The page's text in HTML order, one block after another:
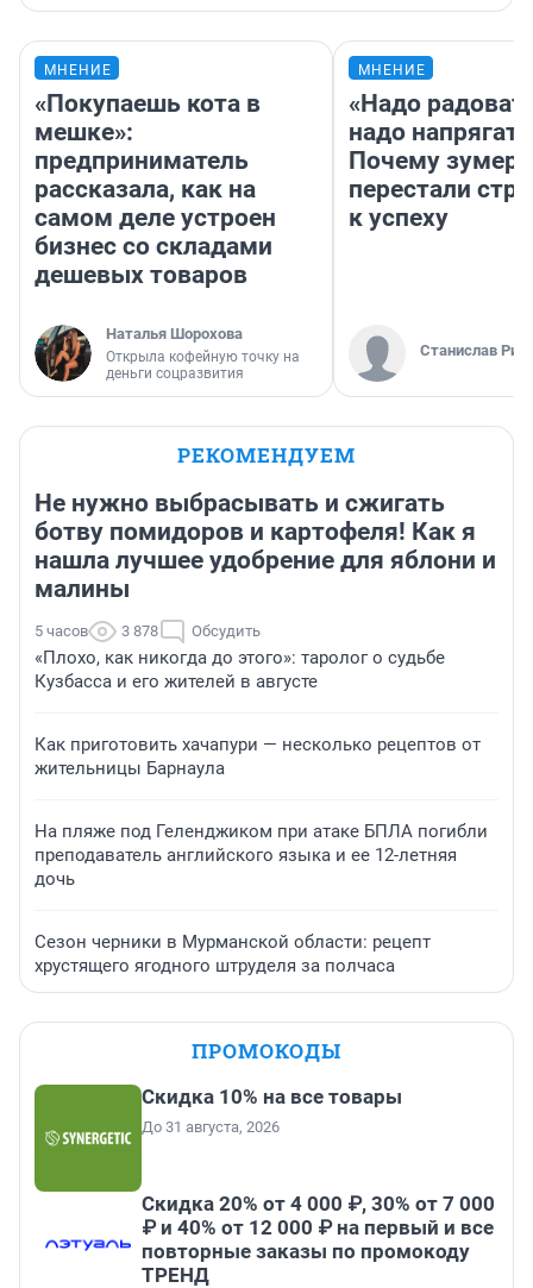
МНЕНИЕ
«Покупаешь кота в
мешке»:
предприниматель
рассказала, как на
самом деле устроен
бизнес со складами
дешевых товаров
Наталья Шорохова
Открыла кофейную точку на
деньги соцразвития
МНЕНИЕ
«Надо
надо
Почему
перестали
к успеху
Станислав
РЕКОМЕНДУЕМ
Не нужно выбрасывать и сжигать
ботву помидоров и картофеля! Как я
нашла лучшее удобрение для яблони и
малины
5 часов 3 878 Обсудить
«Плохо, как никогда до этого»: таролог о судьбе
Кузбасса и его жителей в августе
Как приготовить хачапури — несколько рецептов от
жительницы Барнаула
На пляже под Геленджиком при атаке БПЛА погибли
преподаватель английского языка и ее 12-летняя
дочь
Сезон черники в Мурманской области: рецепт
хрустящего ягодного штруделя за полчаса
ПРОМОКОДЫ
Скидка 10% на все товары
До 31 августа, 2026
Скидка 20% от 4 000 ₽, 30% от 7 000
₽ и 40% от 12 000 ₽ на первый и все
повторные заказы по промокоду
ТРЕНД